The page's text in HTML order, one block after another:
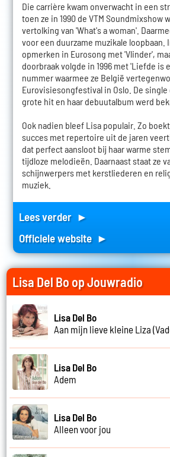
Die carrière kwam onverwacht in een
toen ze in 1990 de VTM Soundmixshow
vertolking van 'What's a woman'.
voor een duurzame muzikale loopbaan.
opmerken in Eurosong met 'Vlinder',
doorbraak volgde in 1996 met 'Liefde is
nummer waarmee ze België
Eurovisiesongfestival in Oslo. De
grote hit en haar debuutalbum werd
Ook nadien bleef Lisa populair. Zo
succes met repertoire uit de jaren
dat perfect aansloot bij haar warme
tijdloze melodieën. Daarnaast staat ze
schijnwerpers met kerstliederen en
muziek.
Lees verder ►
Officiele website ►
Lisa Del Bo op Jouwradio
Lisa Del Bo
Aan mijn lieve kleine Liza
Lisa Del Bo
Adem
Lisa Del Bo
Alleen voor jou